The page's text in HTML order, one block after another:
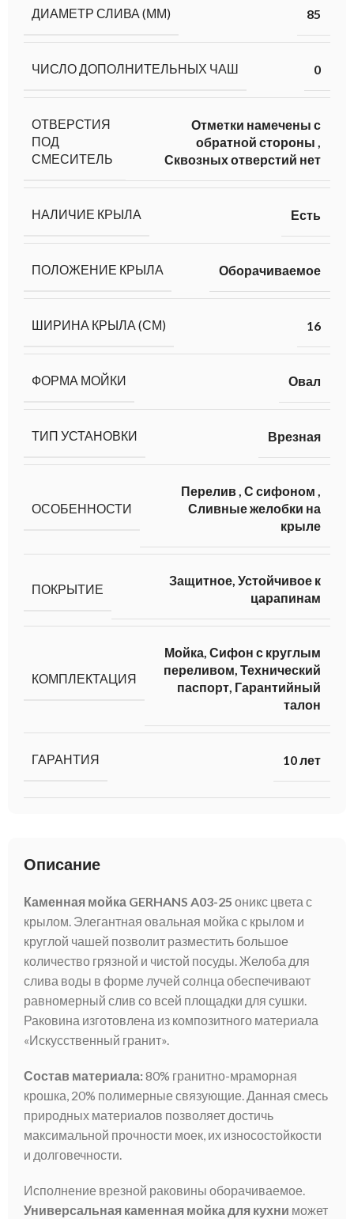
Описание
Каменная мойка GERHANS A03-25 оникс цвета с
крылом. Элегантная овальная мойка с крылом и
круглой чашей позволит разместить большое
количество грязной и чистой посуды. Желоба для
слива воды в форме лучей солнца обеспечивают
равномерный слив со всей площадки для сушки.
Раковина изготовлена из композитного материала
«Искусственный гранит».
Состав материала:80% гранитно-мраморная
крошка, 20% полимерные связующие. Данная смесь
природных материалов позволяет достичь
максимальной прочности моек, их износостойкости
и долговечности.
Исполнение врезной раковины оборачиваемое.
Универсальная каменная мойка для кухни может
ДИАМЕТР СЛИВА (ММ) 85
ЧИСЛО ДОПОЛНИТЕЛЬНЫХ ЧАШ 0
ОТВЕРСТИЯ
ПОД
СМЕСИТЕЛЬ
Отметки намечены с
обратной стороны ,
Сквозных отверстий нет
НАЛИЧИЕ КРЫЛА Есть
ПОЛОЖЕНИЕ КРЫЛА Оборачиваемое
ШИРИНА КРЫЛА (СМ) 16
ФОРМА МОЙКИ Овал
ТИП УСТАНОВКИ Врезная
ОСОБЕННОСТИ
Перелив, С сифоном ,
Сливные желобки на
крыле
ПОКРЫТИЕ
Защитное, Устойчивое к
царапинам
КОМПЛЕКТАЦИЯ
Мойка, Сифон с круглым
переливом, Технический
паспорт, Гарантийный
талон
ГАРАНТИЯ 10 лет